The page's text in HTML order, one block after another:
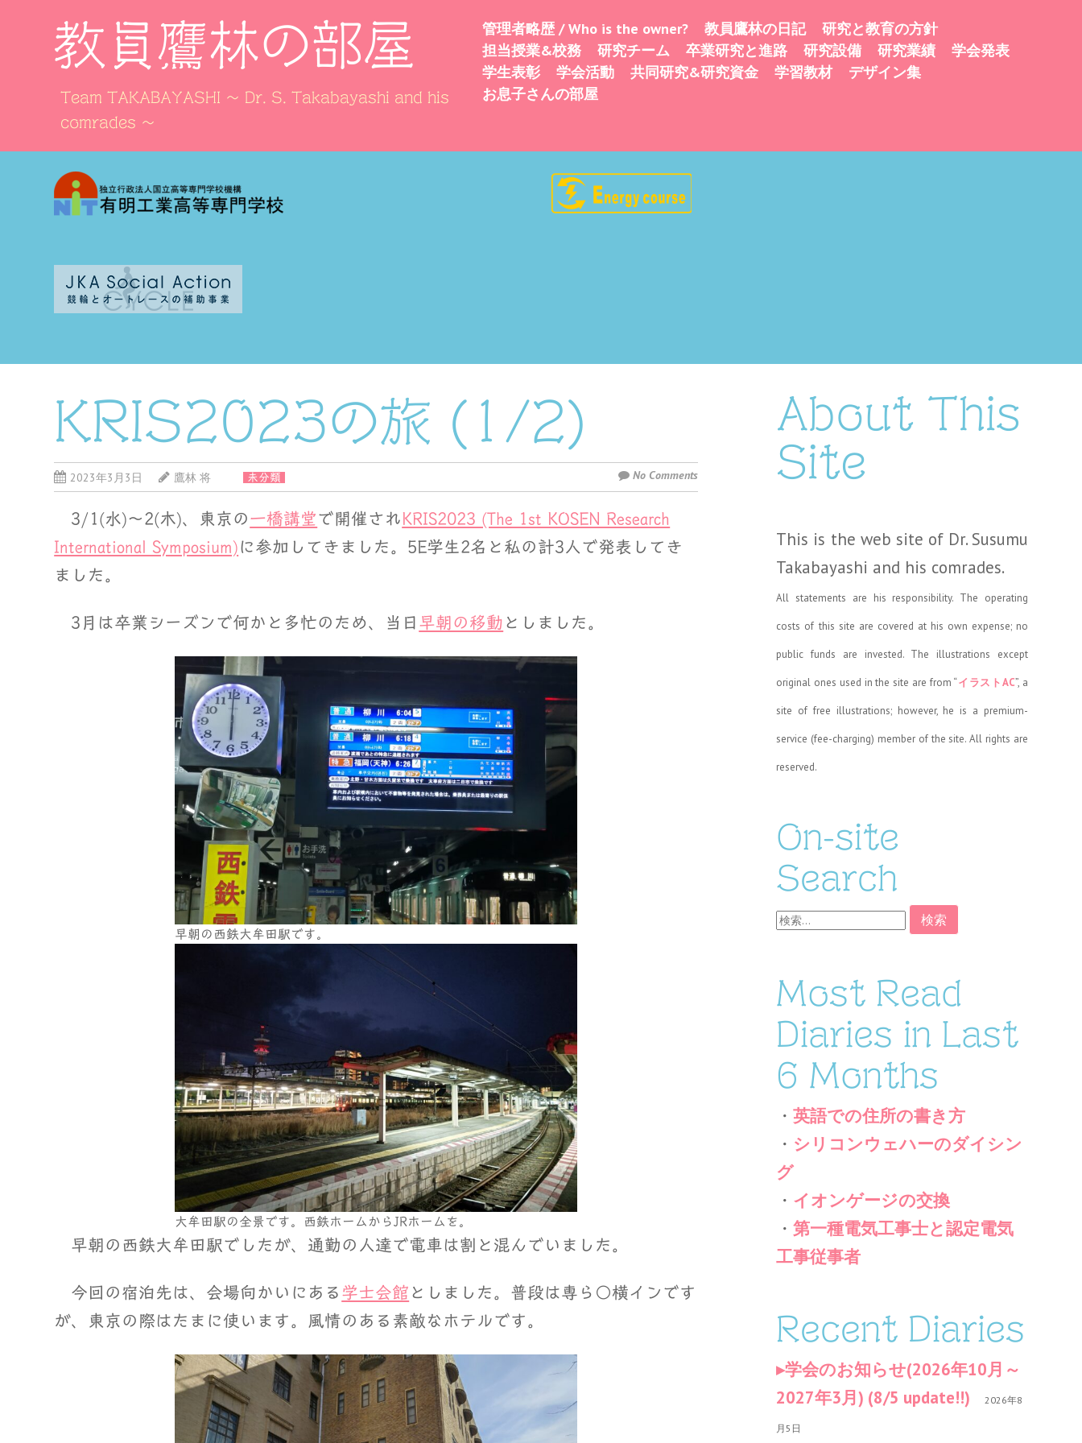
教員鷹林の部屋
Team TAKABAYASHI ～ Dr. S. Takabayashi and his
comrades ～
Menu
Skip
content
管理者略歴 / Who is the owner? 教員鷹林の日記
研究と教育の方針
担当授業&校務
研究チーム 卒業研究と進路 研究設備 研究業績
学会発表
学生表彰
学会活動 共同研究&研究資金 学習教材
デザイン集
お息子さんの部屋
KRIS2023の旅 (1/2)
2023年3月3日 鷹林 将 未分類 No Comments
3/1(水)～2(木)、東京の 一橋講堂 で開催され KRIS2023 (The 1st KOSEN Research
International Symposium) に参加してきました。5E学生2名と私の計3人で発表してき
ました。
3月は卒業シーズンで何かと多忙のため、当日 早朝の移動 としました。
早朝の西鉄大牟田駅です。
大牟田駅の全景です。西鉄ホームからJRホームを。
早朝の西鉄大牟田駅でしたが、通勤の人達で電車は割と混んでいました。
今回の宿泊先は、会場向かいにある 学士会館 としました。普段は専ら○横インです
が、東京の際はたまに使います。風情のある素敵なホテルです。
About This
Site
This is the web site of Dr. Susumu
Takabayashi and his comrades.
All statements are his responsibility. The operating
costs of this site are covered at his own expense; no
public funds are invested. The illustrations except
original ones used in the site are from “イラストAC”, a
site of free illustrations; however, he is a premium-
service (fee-charging) member of the site. All rights are
reserved.
On-site
Search
検
索:
Most Read
Diaries in Last
6 Months
・英語での住所の書き方
・ シリコンウェハーのダイシン
グ
・ イオンゲージの交換
・第一種電気工事士と認定電気
工事従事者
Recent Diaries
学会のお知らせ(2026年10月～
2027年3月) (8/5 update!!)
2026年8
月5日